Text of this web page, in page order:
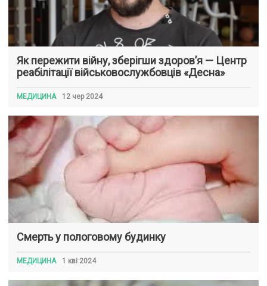
Як пережити війну, зберігши здоров’я — Центр
реабілітації військовослужбовців «Десна»
МЕДИЦИНА 12 чер 2024
Смерть у пологовому будинку
МЕДИЦИНА 1 кві 2024